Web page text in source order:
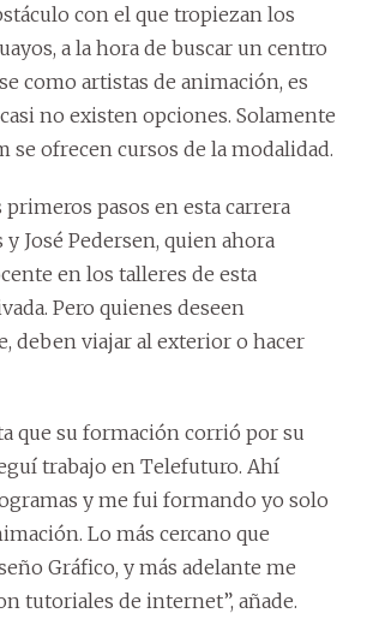
con el que tropiezan los
a la hora de buscar un centro
como artistas de animación, es
no existen opciones. Solamente
se ofrecen cursos de la modalidad.
pasos en esta carrera
José Pedersen, quien ahora
en los talleres de esta
Pero quienes deseen
deben viajar al exterior o hacer
que su formación corrió por su
trabajo en Telefuturo. Ahí
y me fui formando yo solo
Lo más cercano que
Gráfico, y más adelante me
tutoriales de internet”, añade.